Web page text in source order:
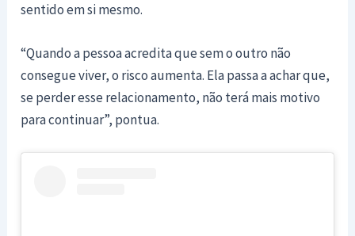
sentido em si mesmo.
“Quando a pessoa acredita que sem o outro não
consegue viver, o risco aumenta. Ela passa a achar que,
se perder esse relacionamento, não terá mais motivo
para continuar”, pontua.